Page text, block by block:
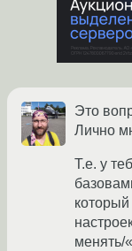
Это
Лично
Т.е. у
который
менять/